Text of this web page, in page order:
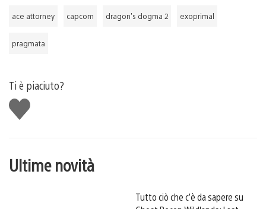
ace attorney capcom dragon's dogma 2 exoprimal
pragmata
Ti è piaciuto?
Mi
piace
Ultime novità
Tutto ciò che c’è da sapere su